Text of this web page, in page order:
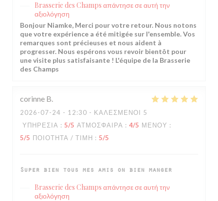
Brasserie des Champs απάντησε σε αυτή την
αξιολόγηση
Bonjour Niamke, Merci pour votre retour. Nous notons
que votre expérience a été mitigée sur l'ensemble. Vos
remarques sont précieuses et nous aident à
progresser. Nous espérons vous revoir bientôt pour
une visite plus satisfaisante ! L'équipe de la Brasserie
des Champs
corinne B
2026-07-24 - 12:30 - ΚΑΛΕΣΜΈΝΟΙ 5
ΥΠΗΡΕΣΊΑ : 5/5 ΑΤΜΌΣΦΑΙΡΑ : 4/5 ΜΕΝΟΎ :
5/5 ΠΟΙΌΤΗΤΑ / ΤΙΜΉ : 5/5
Super bien tous mes amis on bien manger
Brasserie des Champs απάντησε σε αυτή την
αξιολόγηση